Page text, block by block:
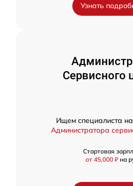
Узнать
Сервисного
Ищем специалиста
Администратора
Стартовая
от 45,000 ₽ на